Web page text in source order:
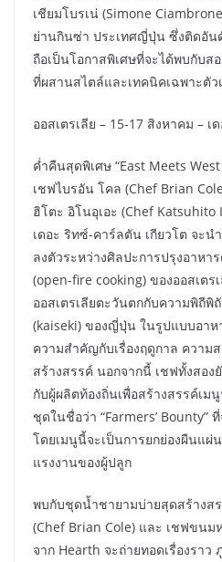
เชียมโบรเน่ (Simone
ย่านกินซ่า ประเทศญี่ปุ่น ซึ่งติดอัน
ถือเป็นโอกาสพิเศษที่จะได้พบกับส
ที่ผสานสไตล์และเทคนิคเฉพาะตัว
ออสเตรเลีย – 15-17 สิงหาคม –
ค่ำคืนสุดพิเศษ “East Meets
เชฟไบรอัน โคล (Chef Brian
ฮิโตะ อิโนอุเอะ (Chef Katsuhito
เดอะ ริทซ์-คาร์ลตัน เกียวโต จะน
ลงตัวระหว่างศิลปะการปรุงอาหา
(open-fire cooking) ของออสเตร
ออสเตรเลียตะวันตกกับความพิถีพิ
(kaiseki) ของญี่ปุ่น ในรูปแบบอา
ความสำคัญกับเรื่องฤดูกาล ควา
สร้างสรรค์ นอกจากนี้ เชฟทั้งสอง
กับผู้ผลิตท้องถิ่นเพื่อสร้างสรรค์เม
ชุดในชื่อว่า “Farmers’ Bounty”
โดยเมนูนี้จะเป็นการยกย่องผืนแผ่
แรงงานของผู้ปลูก
พบกับชุดน้ำชายามบ่ายสุดสร้างส
(Chef Brian Cole) และ เชฟขนม
จาก Hearth จะถ่ายทอดเรื่องรา